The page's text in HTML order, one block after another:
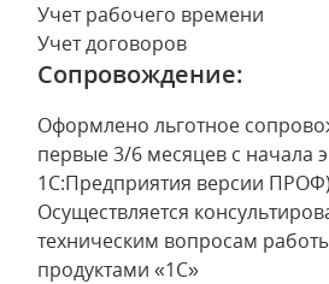
Учет рабочего времени
Учет договоров
Сопровождение:
Оформлено льготное
первые 3/6 месяцев с начала
1С:Предприятия версии ПРОФ)
Осуществляется
техническим вопросам
продуктами «1С»